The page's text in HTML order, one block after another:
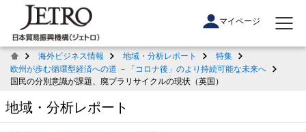
マイページ
海外ビジネス情報 地域・分析レポート
特集
欧州が歩む循環型経済への道 －「コロナ後」のより持続可能な未来へ
国民の分別意識が課題、廃プラリサイクルの現状（英国）
地域・分析レポート